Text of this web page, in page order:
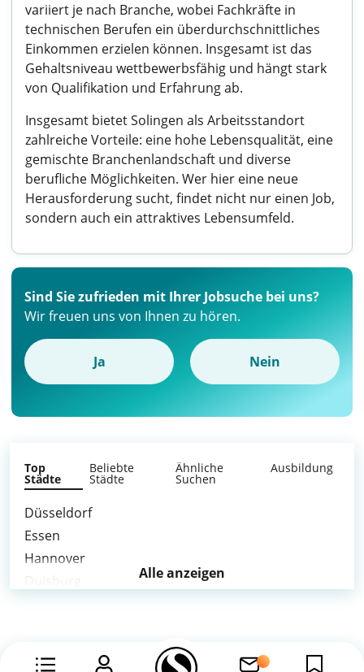
variiert je nach Branche, wobei Fachkräfte in
technischen Berufen ein überdurchschnittliches
Einkommen erzielen können. Insgesamt ist das
Gehaltsniveau wettbewerbsfähig und hängt stark
von Qualifikation und Erfahrung ab.
Insgesamt bietet Solingen als Arbeitsstandort
zahlreiche Vorteile: eine hohe Lebensqualität, eine
gemischte Branchenlandschaft und diverse
berufliche Möglichkeiten. Wer hier eine neue
Herausforderung sucht, findet nicht nur einen Job,
sondern auch ein attraktives Lebensumfeld.
Sind Sie zufrieden mit Ihrer Jobsuche bei uns?
Wir freuen uns von Ihnen zu hören.
Ja Nein
Top
Städte
Beliebte
Städte
Ähnliche
Suchen
Ausbildung
Düsseldorf
Essen
Hannover
Alle anzeigen